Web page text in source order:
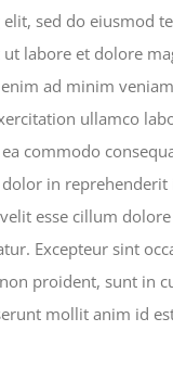
elit, sed do eiusmod
labore et dolore
ad minim
ullamco
commodo
in reprehenderit
esse cillum
Excepteur sint
proident, sunt in
mollit anim id